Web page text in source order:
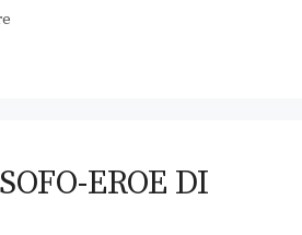
EROE DI